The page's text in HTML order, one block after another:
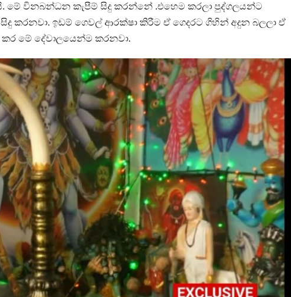
මේ විනබන්ධන කැපීම් සිදු කරන්නේ .එහෙම කරලා පුද්ගලයන්ට
කරනවා. ඉඩම් ගෙවල් ආරක්ෂා කිරීම ඒ ගෙදරට ගිහින් අදුන බලලා ඒ
මේ දේවාලයෙන්ම කරනවා.